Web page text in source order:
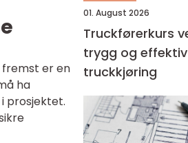
fremst er en
ha
prosjektet.
01. August 2026
Truckførerkurs veien til
trygg og effektiv
truckkjøring